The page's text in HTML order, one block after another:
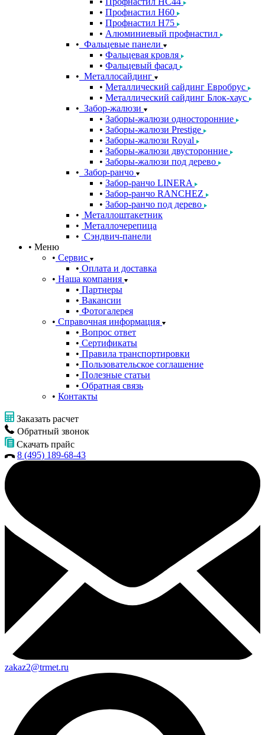
Профнастил Н60
Профнастил Н75
Алюминиевый профнастил
Фальцевые панели
Фальцевая кровля
Фальцевый фасад
Металлосайдинг
Металлический сайдинг Евробрус
Металлический сайдинг Блок-хаус
Забор-жалюзи
Заборы-жалюзи односторонние
Заборы-жалюзи Prestige
Заборы-жалюзи Royal
Заборы-жалюзи двусторонние
Заборы-жалюзи под дерево
Забор-ранчо
Забор-ранчо LINERA
Забор-ранчо RANCHEZ
Забор-ранчо под дерево
Металлоштакетник
Металлочерепица
Сэндвич-панели
Меню
Сервис
Оплата и доставка
Наша компания
Партнеры
Вакансии
Фотогалерея
Справочная информация
Вопрос ответ
Сертификаты
Правила транспортировки
Пользовательское соглашение
Полезные статьи
Обратная связь
Контакты
Заказать расчет
Обратный звонок
Скачать прайс
8 (495) 189-68-43
zakaz2@trmet.ru